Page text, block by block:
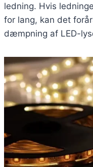
ledning. Hvis
for lang, kan det
dæmpning af LED-